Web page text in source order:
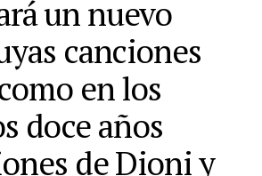
un nuevo
canciones
en los
doce años
de Dioni y